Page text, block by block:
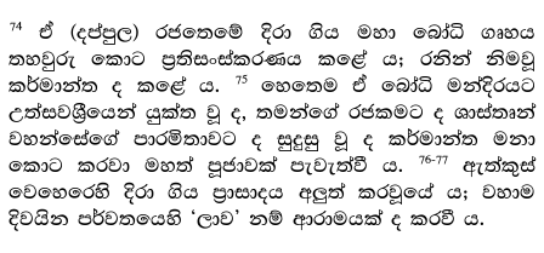
74
ඒ (දප්පුල) රජතෙමේ දිරා ගිය මහා බෝධි ගෘහය
තහවුරු කොට ප්‍රතිසංස්කරණය කළේ ය; රනින් නිමවූ
කර්මාන්ත ද කළේ ය.
75හෙතෙම ඒ බෝධි මන්දිරයට
උත්සවශ්‍රීයෙන් යුක්ත වූ ද, තමන්ගේ රජකමට ද ශාස්තෘන්
වහන්සේගේ පාරමිතාවට ද සුදුසු වූ ද කර්මාන්ත මනා
කොට කරවා මහත් පූජාවක් පැවැත්වී ය.
76-77
ඇත්කුස්
වෙහෙරෙහි දිරා ගිය ප්‍රාසාදය අලුත් කරවූයේ ය; වහාම
දිවයින පර්වතයෙහි ‘ලාව’ නම් ආරාමයක් ද කරවී ය.